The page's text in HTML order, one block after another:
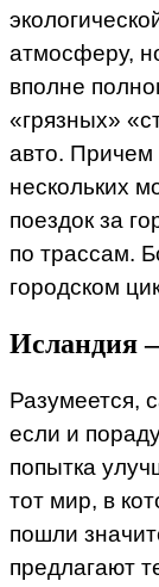
атмосферу,
вполне
«грязных»
авто.
нескольких
поездок за
по трассам.
городском
Исландия
Разумеется,
если и
попытка
тот мир, в
пошли
предлагают